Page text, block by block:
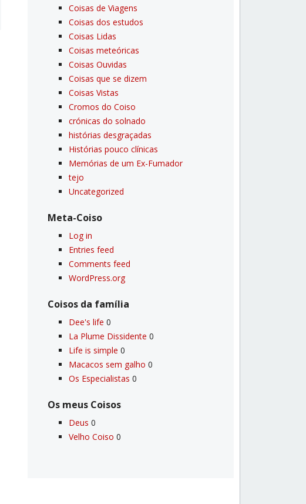
Coisas de Viagens
Coisas dos estudos
Coisas Lidas
Coisas meteóricas
Coisas Ouvidas
Coisas que se dizem
Coisas Vistas
Cromos do Coiso
crónicas do solnado
histórias desgraçadas
Histórias pouco clí­nicas
Memórias de um Ex-Fumador
tejo
Uncategorized
Meta-Coiso
Log in
Entries feed
Comments feed
WordPress.org
Coisos da famí­lia
Dee's life 0
La Plume Dissidente 0
Life is simple 0
Macacos sem galho 0
Os Especialistas 0
Os meus Coisos
Deus 0
Velho Coiso 0